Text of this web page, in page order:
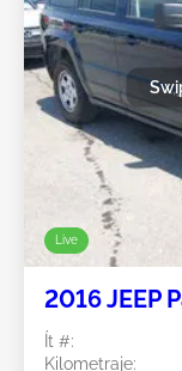
Live
2016 JEEP
Ít #:
Kilometraje: